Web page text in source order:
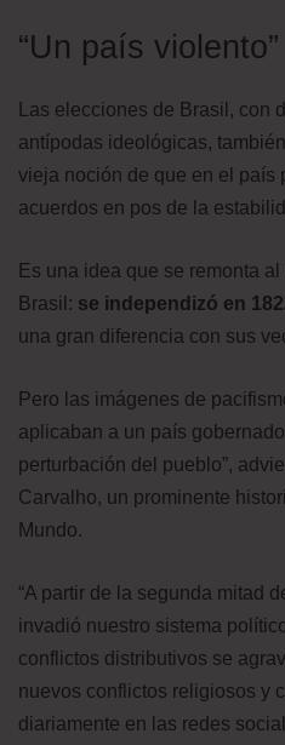
“Un país violento”
Las elecciones de Brasil, con
antípodas ideológicas,
vieja noción de que en el país
acuerdos en pos de la
Es una idea que se remonta
Brasil: se independizó en
una gran diferencia con sus
Pero las imágenes de
aplicaban a un país
perturbación del pueblo”,
Carvalho, un prominente
Mundo.
“A partir de la segunda mitad
invadió nuestro sistema
conflictos distributivos se
nuevos conflictos religiosos y
diariamente en las redes